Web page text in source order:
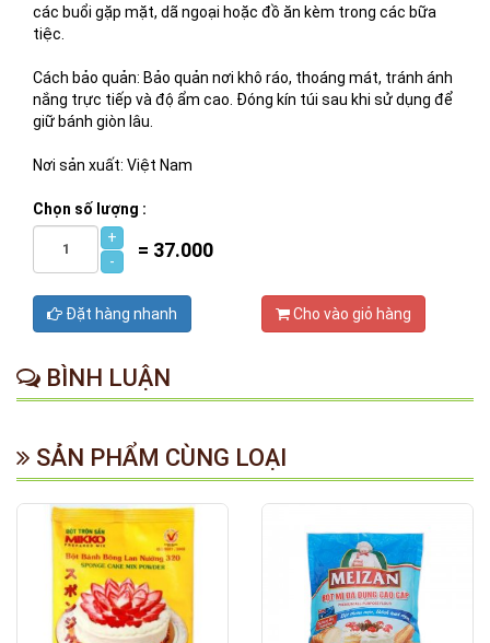
các buổi gặp mặt, dã ngoại hoặc đồ ăn kèm trong các bữa
tiệc.
Cách bảo quản: Bảo quản nơi khô ráo, thoáng mát, tránh ánh
nắng trực tiếp và độ ẩm cao. Đóng kín túi sau khi sử dụng để
giữ bánh giòn lâu.
Nơi sản xuất: Việt Nam
Chọn số lượng :
+
-
= 37.000
Đặt hàng nhanh Cho vào giỏ hàng
BÌNH LUẬN
SẢN PHẨM CÙNG LOẠI